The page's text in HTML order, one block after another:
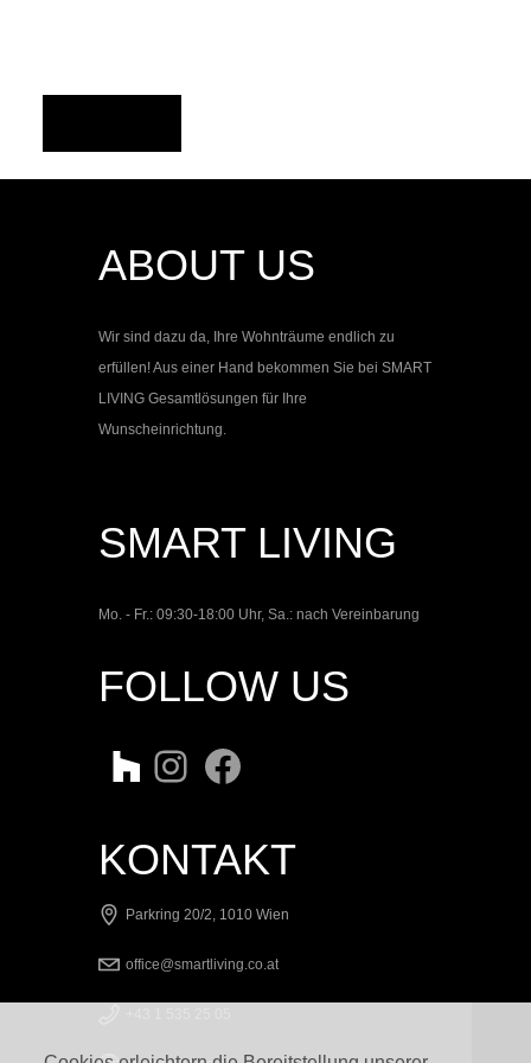
ABOUT US
Wir sind dazu da, Ihre Wohnträume endlich zu
erfüllen! Aus einer Hand bekommen Sie beiSMART
LIVING Gesamtlösungen für Ihre
Wunscheinrichtung.
SMART LIVING
Mo. - Fr.: 09:30-18:00 Uhr, Sa.: nach Vereinbarung
FOLLOW US
Twitter
Instagram
Facebook
KONTAKT
Parkring 20/2, 1010 Wien
office@smartliving.co.at